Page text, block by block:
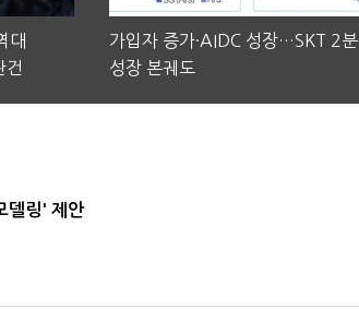
대
건
가입자 증가·AIDC 성장…SKT 2
성장 본궤도
델링' 제안